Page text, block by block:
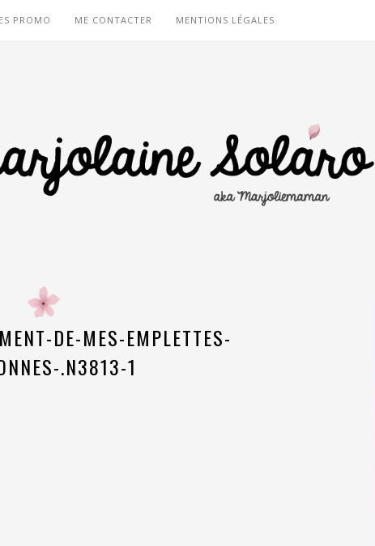
PROMO ME CONTACTER MENTIONS LÉGALES
DE-MES-EMPLETTES-
.N3813-1